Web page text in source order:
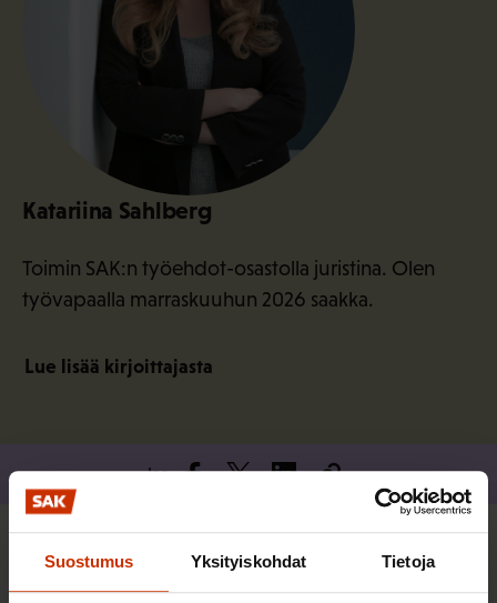
Suostumus Yksityiskohdat Tietoja
Katariina Sahlberg
Toimin SAK:n työehdot-osastolla juristina. Olen
työvapaalla marraskuuhun 2026 saakka.
Lue lisää kirjoittajasta
Jaa
Lisää kirjoittajalta